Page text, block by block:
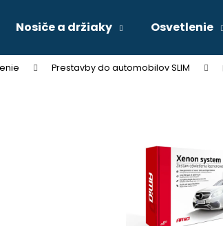
Nosiče a držiaky Osvetlenie
Prestavby do automobilov SLIM
Čo